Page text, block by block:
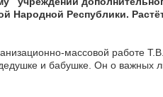
Народной Республики.
массовой работе
и бабушке. Он о важных